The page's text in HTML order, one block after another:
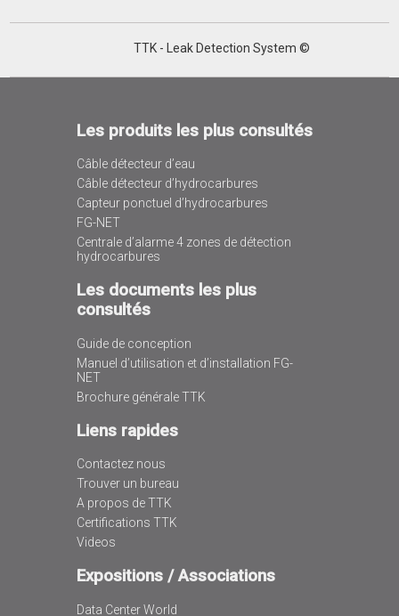
TTK - Leak Detection System ©
Les produits les plus consultés
Câble détecteur d’eau
Câble détecteur d’hydrocarbures
Capteur ponctuel d’hydrocarbures
FG-NET
Centrale d’alarme 4 zones de détection
hydrocarbures
Les documents les plus
consultés
Guide de conception
Manuel d’utilisation et d’installation FG-
NET
Brochure générale TTK
Liens rapides
Contactez nous
Trouver un bureau
A propos de TTK
Certifications TTK
Videos
Expositions / Associations
Data Center World